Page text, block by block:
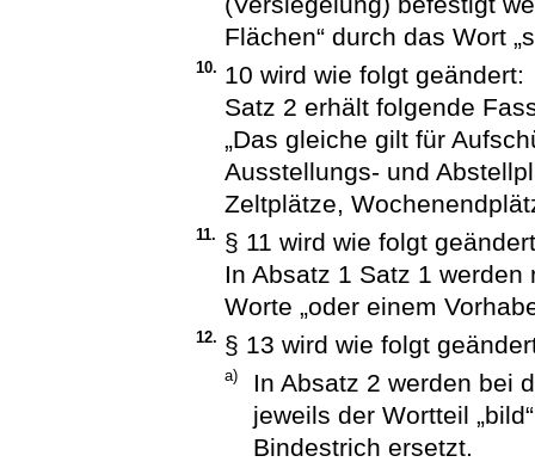
Flächen“ durch das Wort
10. 10 wird wie folgt geändert:
Satz 2 erhält folgende
„Das gleiche gilt für
Ausstellungs- und
Zeltplätze,
11. § 11 wird wie folgt
In Absatz 1 Satz 1 werden
Worte „oder einem
12. § 13 wird wie folgt
a)
In Absatz 2 werden bei
jeweils der Wortteil
Bindestrich ersetzt.